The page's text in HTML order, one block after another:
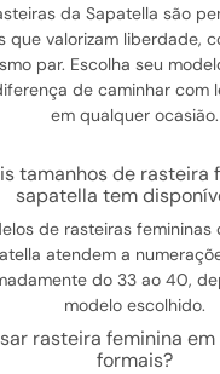
da Sapatella são
que valorizam liberdade,
par. Escolha seu
de caminhar com
em qualquer ocasião.
sapatella tem
de rasteiras femininas
atendem a
do 33 ao 40,
modelo escolhido.
formais?